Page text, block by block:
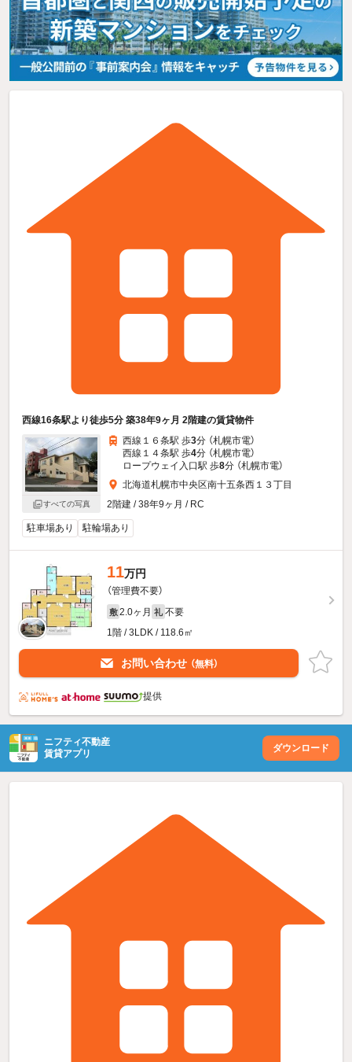
西線16条駅より徒歩5分 築38年9ヶ月 2階建の賃貸物件
すべての写真
西線１６条駅 歩3分 （札幌市電）
西線１４条駅 歩4分 （札幌市電）
ロープウェイ入口駅 歩8分 （札幌市電）
北海道札幌市中央区南十五条西１３丁目
2階建 / 38年9ヶ月 / RC
駐車場あり 駐輪場あり
11万円
（管理費不要）
敷 2.0ヶ月 礼 不要
1階 / 3LDK / 118.6㎡
お問い合わせ （無料）
提供
ニフティ不動産
賃貸アプリ
ダウンロード